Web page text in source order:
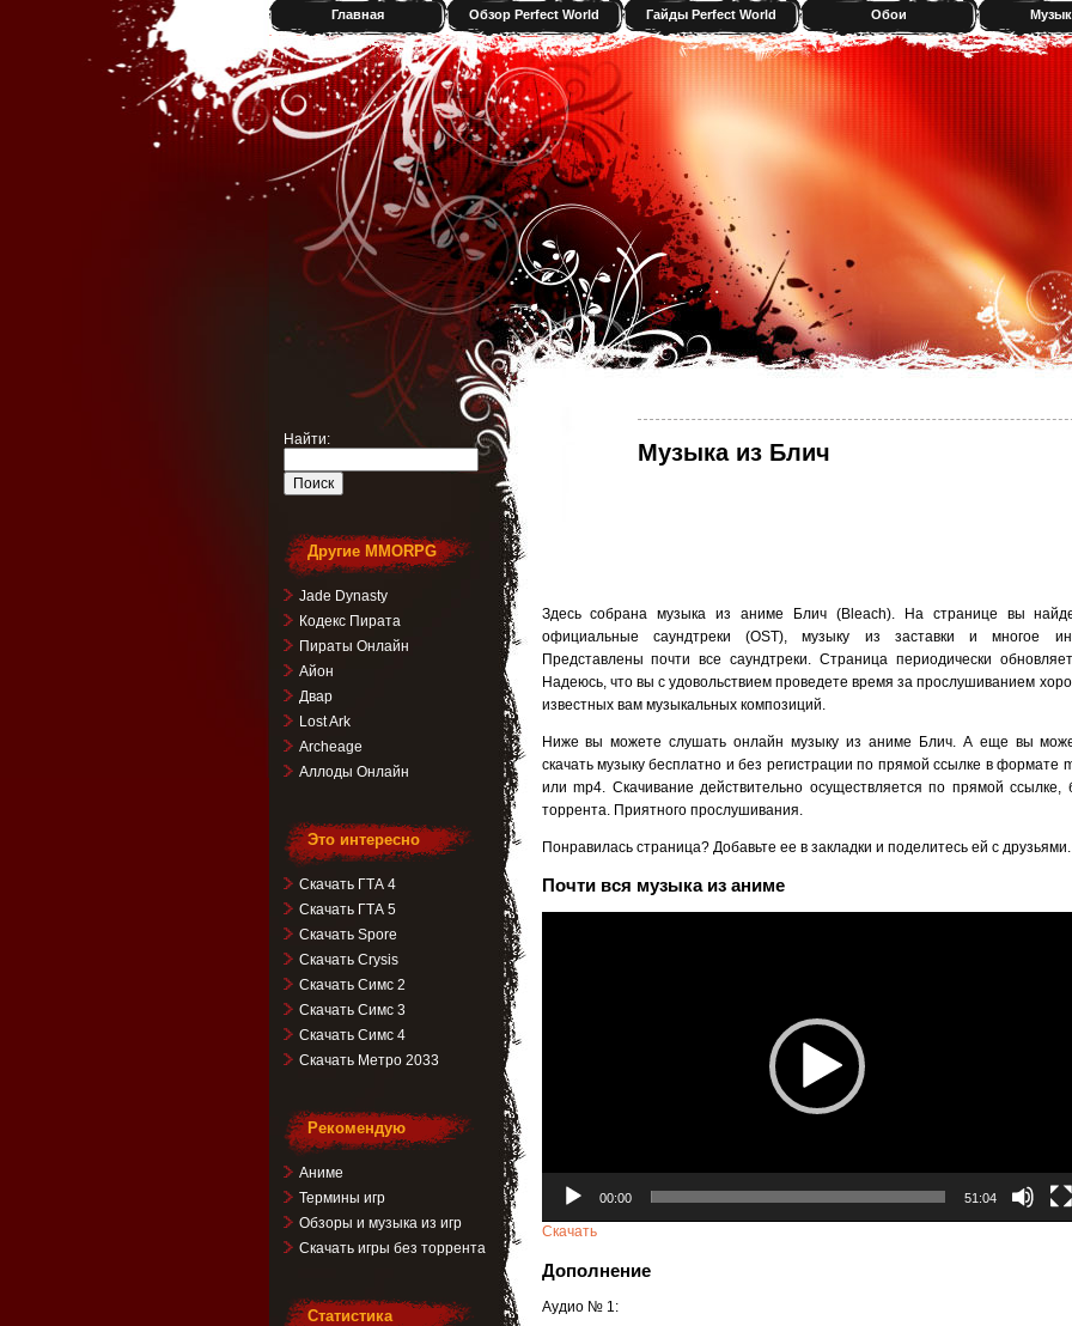
Главная Обзор Perfect World Гайды Perfect World Обои
Музыка из Блич
Здесь собрана музыка из аниме Блич (Bleach). На странице вы
официальные саундтреки (OST), музыку из заставки и многое
Представлены почти все саундтреки. Страница периодически
Надеюсь, что вы с удовольствием проведете время за прослушиванием
известных вам музыкальных композиций.
Ниже вы можете слушать онлайн музыку из аниме Блич. А еще вы
скачать музыку бесплатно и без регистрации по прямой ссылке в формате
или mp4. Скачивание действительно осуществляется по прямой ссылке,
торрента. Приятного прослушивания.
Понравилась страница? Добавьте ее в закладки и поделитесь ей с друзьями.
Почти вся музыка из аниме
00:00 51:04
Скачать
Дополнение
Аудио № 1:
Найти:
Другие MMORPG
Jade Dynasty
Кодекс Пирата
Пираты Онлайн
Айон
Двар
Lost Ark
Archeage
Аллоды Онлайн
Это интересно
Скачать ГТА 4
Скачать ГТА 5
Скачать Spore
Скачать Crysis
Скачать Симс 2
Скачать Симс 3
Скачать Симс 4
Скачать Метро 2033
Рекомендую
Аниме
Термины игр
Обзоры и музыка из игр
Скачать игры без торрента
Статистика